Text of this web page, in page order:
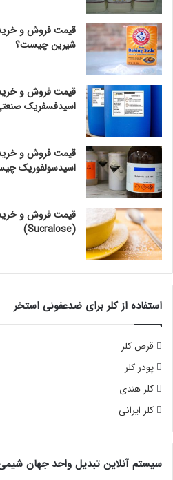
قیمت فروش و
شیرین چیست؟
قیمت فروش و
اسیدفسفریک
قیمت فروش و خرید
اسیدسولفوریک
قیمت فروش و خرید
(Sucralose)
استفاده از کلر برای ضدعفونی استخر
قرص کلر
پودر کلر
کلر هندی
کلر ایرانی
سیستم آنلاین تبدیل واحد جهان